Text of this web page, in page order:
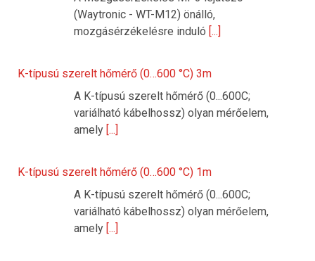
(Waytronic - WT-M12) önálló,
mozgásérzékelésre induló [...]
K-típusú szerelt hőmérő (0…600 °C) 3m
A K-típusú szerelt hőmérő (0...600C;
variálható kábelhossz) olyan mérőelem,
amely [...]
K-típusú szerelt hőmérő (0…600 °C) 1m
A K-típusú szerelt hőmérő (0...600C;
variálható kábelhossz) olyan mérőelem,
amely [...]